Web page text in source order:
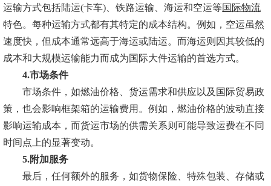
运输方式包括陆运(卡车)、铁路运输、海运和空运等国际物流
特色。每种运输方式都有其特定的成本结构。例如，空运虽然
速度快，但成本通常远高于海运或陆运。而海运则因其较低的
成本和大规模运输能力而成为国际大件运输的首选方式。
4.市场条件
市场条件，如燃油价格、货运需求和供应以及国际贸易政
策，也会影响框架箱的运输费用。例如，燃油价格的波动直接
影响运输成本，而货运市场的供需关系则可能导致运费在不同
时间点上的显著变动。
5.附加服务
最后，任何额外的服务，如货物保险、特殊包装、存储或